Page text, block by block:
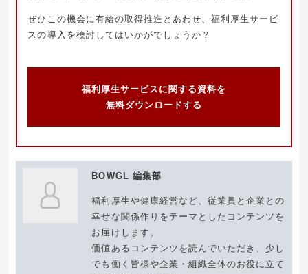
ぜひこの機会に有給の取得推進とあわせ、福利厚生サービ
スの導入を検討してはいかがでしょうか？
福利厚生サービスに関する資料を
無料ダウンロードする
BOWGL 編集部
福利厚生や健康経営など、従業員と企業との
幸せな関係作りをテーマとしたコンテンツを
お届けします。
価値あるコンテンツを読んでいただき、少し
でも働く皆様や企業・組織全体のお役に立て